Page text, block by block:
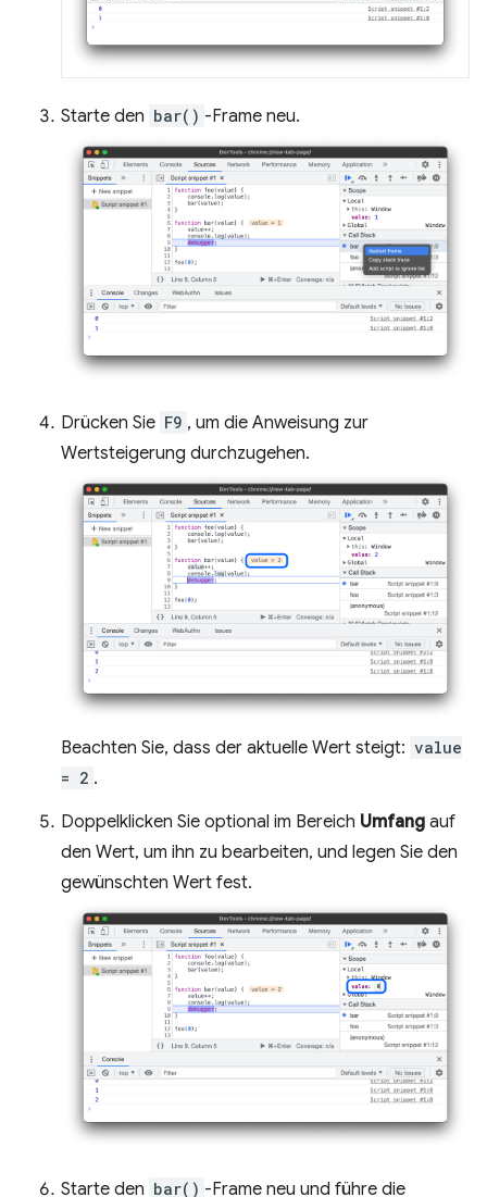
Starte den bar() -Frame neu.
Drücken Sie F9 , um die Anweisung zur
Wertsteigerung durchzugehen.
Beachten Sie, dass der aktuelle Wert steigt: value
= 2 .
Doppelklicken Sie optional im Bereich Umfang auf
den Wert, um ihn zu bearbeiten, und legen Sie den
gewünschten Wert fest.
Starte den bar() -Frame neu und führe die